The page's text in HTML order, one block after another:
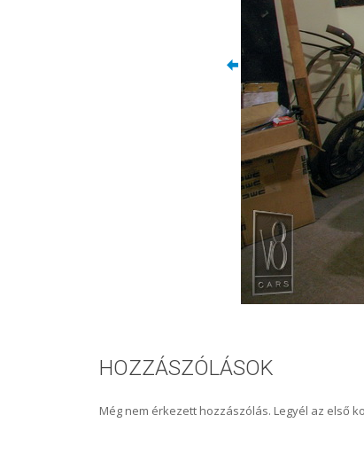
HOZZÁSZÓLÁSOK
Még nem érkezett hozzászólás. Legyél az első